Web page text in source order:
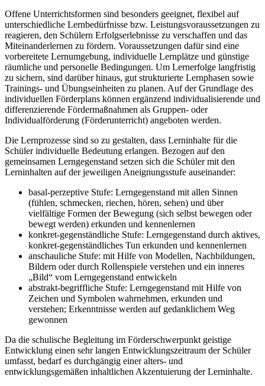
Offene Unterrichtsformen sind besonders geeignet, flexibel auf
unterschiedliche Lernbedürfnisse bzw. Leistungsvoraussetzungen zu
reagieren, den Schülern Erfolgserlebnisse zu verschaffen und das
Miteinanderlernen zu fördern. Voraussetzungen dafür sind eine
vorbereitete Lernumgebung, individuelle Lernplätze und günstige
räumliche und personelle Bedingungen. Um Lernerfolge langfristig
zu sichern, sind darüber hinaus, gut strukturierte Lernphasen sowie
Trainings- und Übungseinheiten zu planen. Auf der Grundlage des
individuellen Förderplans können ergänzend individualisierende und
differenzierende Fördermaßnahmen als Gruppen- oder
Individualförderung (Förderunterricht) angeboten werden.
Die Lernprozesse sind so zu gestalten, dass Lerninhalte für die
Schüler individuelle Bedeutung erlangen. Bezogen auf den
gemeinsamen Lerngegenstand setzen sich die Schüler mit den
Lerninhalten auf der jeweiligen Aneignungsstufe auseinander:
basal-perzeptive Stufe: Lerngegenstand mit allen Sinnen
(fühlen, schmecken, riechen, hören, sehen) und über
vielfältige Formen der Bewegung (sich selbst bewegen oder
bewegt werden) erkunden und kennenlernen
konkret-gegenständliche Stufe: Lerngegenstand durch aktives,
konkret-gegenständliches Tun erkunden und kennenlernen
anschauliche Stufe: mit Hilfe von Modellen, Nachbildungen,
Bildern oder durch Rollenspiele verstehen und ein inneres
„Bild“ vom Lerngegenstand entwickeln
abstrakt-begriffliche Stufe: Lerngegenstand mit Hilfe von
Zeichen und Symbolen wahrnehmen, erkunden und
verstehen; Erkenntnisse werden auf gedanklichem Weg
gewonnen
Da die schulische Begleitung im Förderschwerpunkt geistige
Entwicklung einen sehr langen Entwicklungszeitraum der Schüler
umfasst, bedarf es durchgängig einer alters- und
entwicklungsgemäßen inhaltlichen Akzentuierung der Lerninhalte.